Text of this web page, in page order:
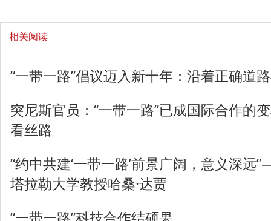
相关阅读
“一带一路”倡议迈入新十年：沿着正确道
突尼斯官员：“一带一路”已成国际合作的
看丝路
“约中共建‘一带一路’前景广阔，意义深远
塔拉勒大学教授哈桑·达贾